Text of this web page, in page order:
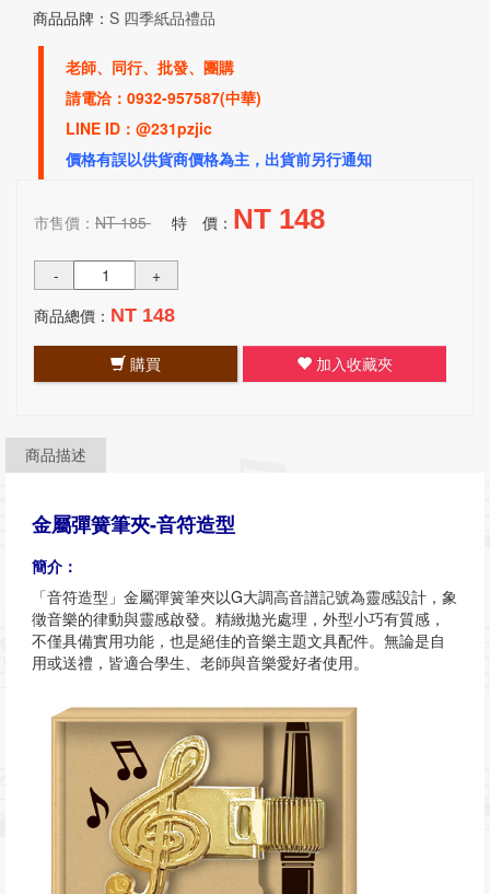
商品品牌： S 四季紙品禮品
老師、同行、批發、團購
請電洽：0932-957587(中華)
LINE ID：@231pzjic
價格有誤以供貨商價格為主，出貨前另行通知
市售價： NT 185 特 價： NT 148
-
+
商品總價： NT 148
購買 加入收藏夾
商品描述
金屬彈簧筆夾-音符造型
簡介：
「音符造型」金屬彈簧筆夾以G大調高音譜記號為靈感設計，象
徵音樂的律動與靈感啟發。精緻拋光處理，外型小巧有質感，
不僅具備實用功能，也是絕佳的音樂主題文具配件。無論是自
用或送禮，皆適合學生、老師與音樂愛好者使用。